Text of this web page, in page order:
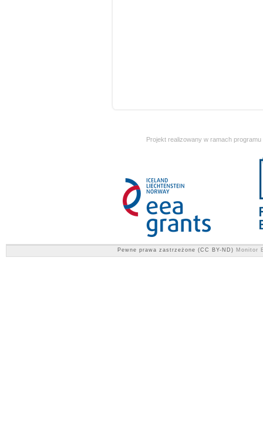
Projekt realizowany w ramach
Pewne prawa zastrzeżone (CC BY-ND) Monitor